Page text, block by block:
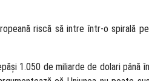
riscă să intre într-o spirală
1.050 de miliarde de dolari